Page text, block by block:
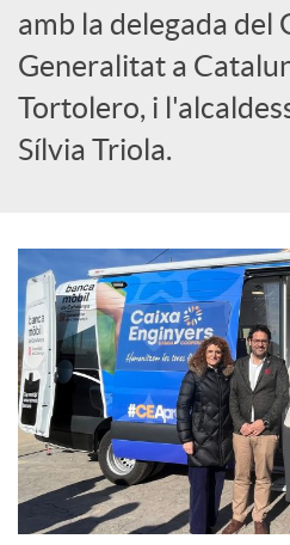
r
d
c
o
n
t
amb la delegada del
Generalitat a
Tortolero, i
Sílvia Triola.